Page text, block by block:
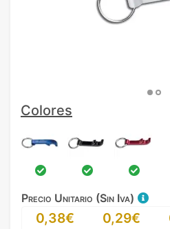
Colores
Precio Unitario (Sin Iva)
0,38€ 0,29€